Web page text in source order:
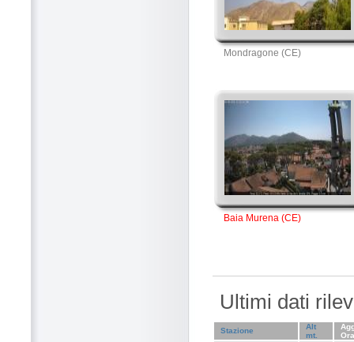
Mondragone (CE)
Baia Murena (CE)
Ultimi dati
Stazione
Alt
mt.
Ora